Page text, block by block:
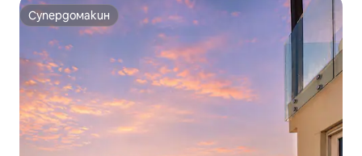
Супердомакин
Супердомакин